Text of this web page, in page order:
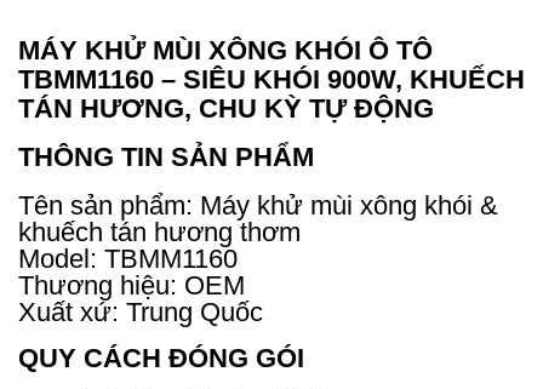
MÁY KHỬ MÙI XÔNG KHÓI Ô TÔ
TBMM1160 – SIÊU KHÓI 900W, KHUẾCH
TÁN HƯƠNG, CHU KỲ TỰ ĐỘNG
THÔNG TIN SẢN PHẨM
Tên sản phẩm: Máy khử mùi xông khói &
khuếch tán hương thơm
Model: TBMM1160
Thương hiệu: OEM
Xuất xứ: Trung Quốc
QUY CÁCH ĐÓNG GÓI